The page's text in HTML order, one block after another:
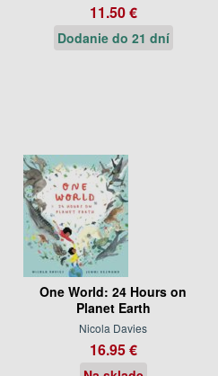
11.50 €
Dodanie do 21 dní
One World: 24 Hours on
Planet Earth
Nicola Davies
16.95 €